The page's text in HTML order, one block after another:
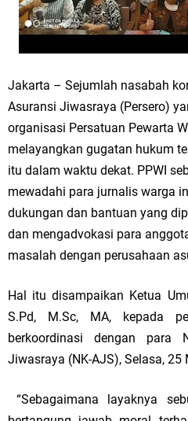
Jakarta – Sejumlah nasabah
Asuransi Jiwasraya (Persero)
organisasi Persatuan Pewarta
melayangkan gugatan hukum
itu dalam waktu dekat. PPWI
mewadahi para jurnalis warga
dukungan dan bantuan yang
dan mengadvokasi para
masalah dengan perusahaan
Hal itu disampaikan Ketua
S.Pd, M.Sc, MA, kepada
berkoordinasi dengan para
Jiwasraya (NK-AJS), Selasa, 25
“Sebagaimana layaknya